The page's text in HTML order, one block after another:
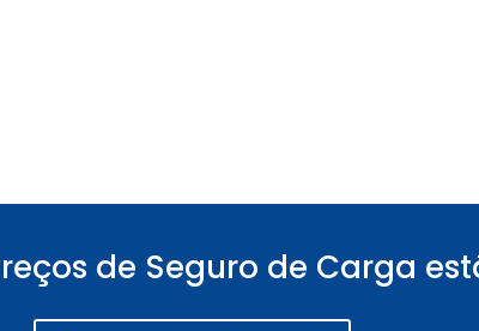
de Seguro de Carga